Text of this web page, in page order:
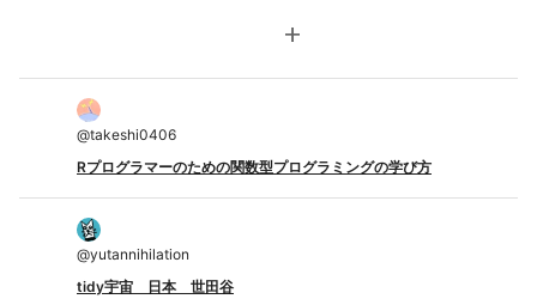
add
@takeshi0406
Rプログラマーのための関数型プログラミングの学び方
@yutannihilation
tidy宇宙 日本 世田谷